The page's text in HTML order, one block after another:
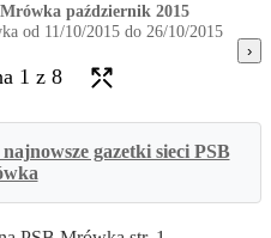
październik 2015
od 11/10/2015 do 26/10/2015
1 z 8
›
gazetki sieci PSB